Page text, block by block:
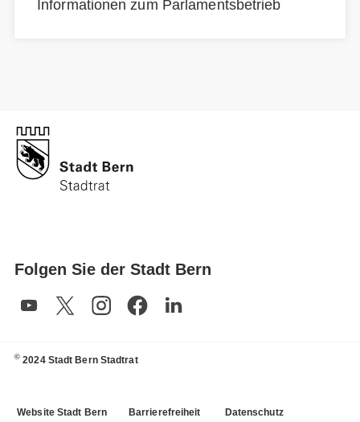
Informationen zum Parlamentsbetrieb
Folgen Sie der Stadt Bern
© 2024 Stadt Bern Stadtrat
Website Stadt Bern Barrierefreiheit Datenschutz